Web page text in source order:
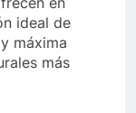
ideal de
máxima
más